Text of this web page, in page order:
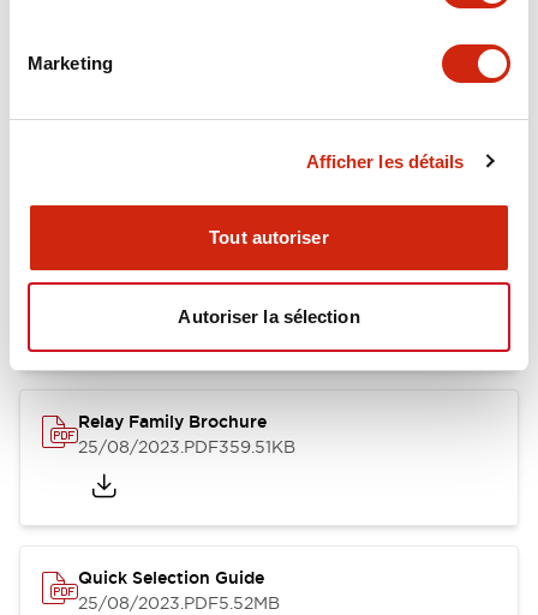
Marketing
Afficher les détails
Tout autoriser
Autoriser la sélection
Documents et fichiers
Approbations Et Normes
RH Series Power Relays
12/05/2026.PDF450.14KB
Relay Family Brochure
25/08/2023.PDF359.51KB
Quick Selection Guide
25/08/2023.PDF5.52MB